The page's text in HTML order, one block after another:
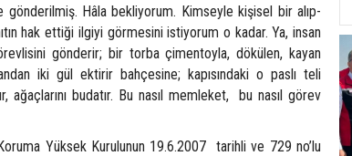
gönderilmiş. Hâla bekliyorum. Kimseyle kişisel bir alıp-
hak ettiği ilgiyi görmesini istiyorum o kadar. Ya, insan
gönderir; bir torba çimentoyla, dökülen, kayan
iki gül ektirir bahçesine; kapısındaki o paslı teli
ağaçlarını budatır. Bu nasıl memleket, bu nasıl görev
Yüksek Kurulunun 19.6.2007 tarihli ve 729 no’lu